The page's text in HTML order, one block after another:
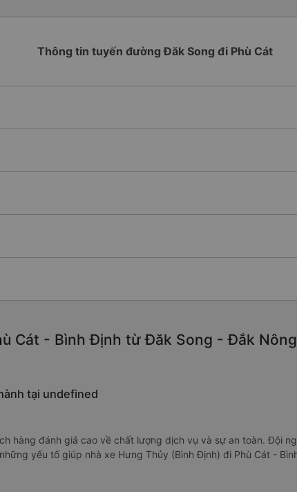
Thông tin tuyến đường Đăk Song đi Phù Cát
Cát - Bình Định từ Đăk Song - Đắk
tại undefined
hàng đánh giá cao về chất lượng dịch vụ và sự an toàn. Đội
yếu tố giúp nhà xe Hưng Thủy (Bình Định) đi Phù Cát -